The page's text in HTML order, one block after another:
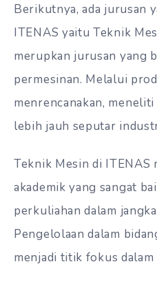
Berikutnya, ada jurusan
ITENAS yaitu Teknik
merupkan jurusan yang
permesinan. Melalui
menrencanakan,
lebih jauh seputar
Teknik Mesin di ITENAS
akademik yang sangat
perkuliahan dalam
Pengelolaan dalam
menjadi titik fokus